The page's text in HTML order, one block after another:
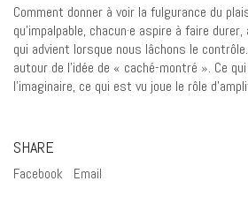
Comment donner à voir la fulgurance du
qu’impalpable, chacun·e aspire à faire
qui advient lorsque nous lâchons le
autour de l’idée de « caché-montré ». Ce
l’imaginaire, ce qui est vu joue le rôle
SHARE
Facebook Email